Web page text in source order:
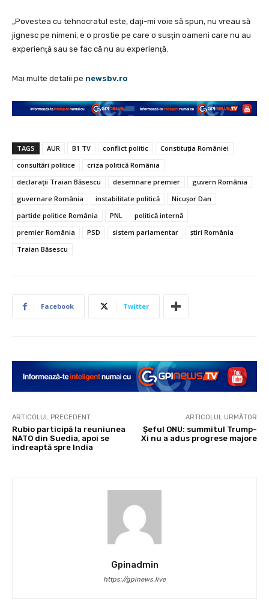
„Povestea cu tehnocratul este, daţi-mi voie să spun, nu vreau să
jignesc pe nimeni, e o prostie pe care o susţin oameni care nu au
experienţă sau se fac că nu au experienţă.
Mai multe detalii pe newsbv.ro
TAGS AUR B1 TV conflict politic
Constituția României
consultări politice
criza politică România
declarații Traian Băsescu
desemnare premier
guvern România
guvernare România
instabilitate politică
Nicușor Dan
partide politice România
PNL
politică internă
premier România
PSD sistem parlamentar
știri România
Traian Băsescu
Facebook Twitter
ARTICOLUL PRECEDENT
Rubio participă la reuniunea
NATO din Suedia, apoi se
îndreaptă spre India
ARTICOLUL URMĂTOR
Șeful ONU: summitul Trump-
Xi nu a adus progrese majore
Gpinadmin
https://gpinews.live